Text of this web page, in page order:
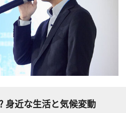
身近な生活と気候変動